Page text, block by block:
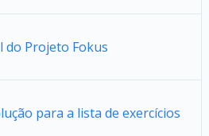
do Projeto Fokus
para a lista de exercícios